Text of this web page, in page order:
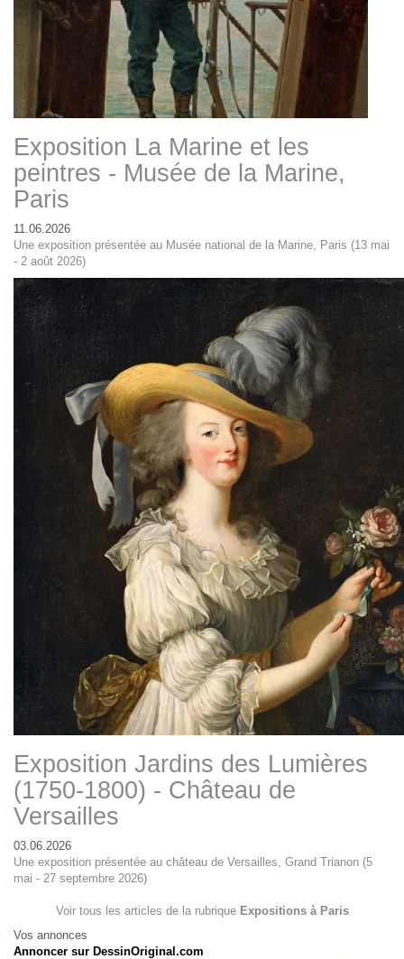
Exposition La Marine et les
peintres - Musée de la Marine,
Paris
11.06.2026
Une exposition présentée au Musée national de la Marine, Paris (13 mai
- 2 août 2026)
Exposition Jardins des Lumières
(1750-1800) - Château de
Versailles
03.06.2026
Une exposition présentée au château de Versailles, Grand Trianon (5
mai - 27 septembre 2026)
Voir tous les articles de la rubrique Expositions à Paris
Vos annonces
Annoncer sur DessinOriginal.com